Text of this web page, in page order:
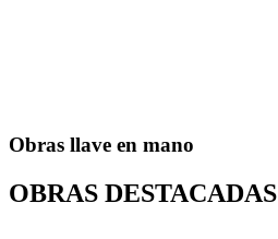
Obras llave en mano
OBRAS DESTACADAS